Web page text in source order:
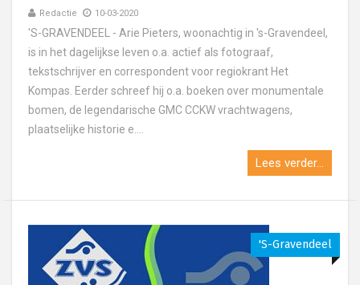
Redactie 10-03-2020
'S-GRAVENDEEL - Arie Pieters, woonachtig in 's-Gravendeel,
is in het dagelijkse leven o.a. actief als fotograaf,
tekstschrijver en correspondent voor regiokrant Het
Kompas. Eerder schreef hij o.a. boeken over monumentale
bomen, de legendarische GMC CCKW vrachtwagens,
plaatselijke historie e....
Lees verder...
's-Gravendeel